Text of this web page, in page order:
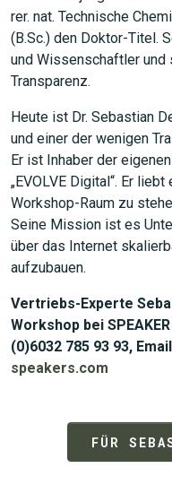
rer. nat. Technische
(B.Sc.) den Doktor-Titel.
und Wissenschaftler
Transparenz.
Heute ist Dr. Sebastian
und einer der wenigen
Er ist Inhaber der
„EVOLVE Digital“. Er
Workshop-Raum zu
Seine Mission ist es
über das Internet
aufzubauen.
Vertriebs-Experte
Workshop bei
(0)6032 785 93 93,
speakers.com
FÜR